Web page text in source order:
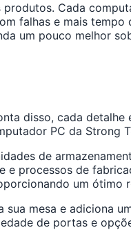
Cada
falhas e mais tempo
um pouco melhor
disso, cada
PC da Strong
de
e processos de
um ótimo
mesa e adiciona
de portas e